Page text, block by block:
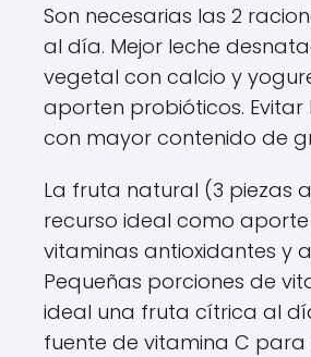
Son necesarias las 2
al día. Mejor leche
vegetal con calcio y
aporten probióticos. Evitar
con mayor contenido de
La fruta natural (3 piezas
recurso ideal como
vitaminas antioxidantes y
Pequeñas porciones de
ideal una fruta cítrica al
fuente de vitamina C para